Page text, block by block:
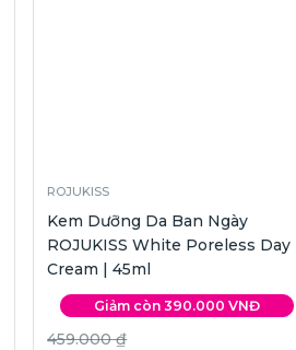
ROJUKISS
Kem Dưỡng Da Ban Ngày
ROJUKISS White Poreless Day
Cream | 45ml
Giảm còn 390.000 VNĐ
459.000 ₫